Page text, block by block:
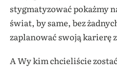
stygmatyzować pokażmy
świat, by same, bez
zaplanować swoją karierę
A Wy kim chcieliście